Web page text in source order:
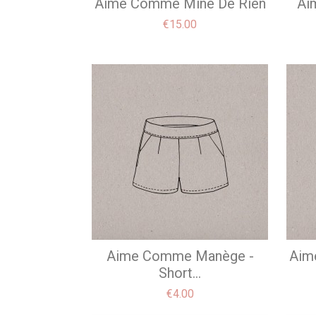
Aime Comme Mine De Rien
Price
€15.00
Aime Comme Manège -
Short...
Price
€4.00